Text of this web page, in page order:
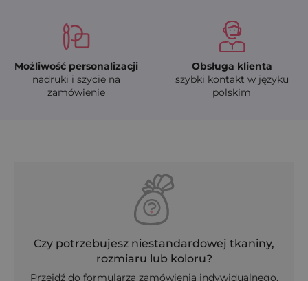
Możliwość personalizacji
nadruki i szycie na
zamówienie
Obsługa klienta
szybki kontakt w języku
polskim
Czy potrzebujesz niestandardowej tkaniny,
rozmiaru lub koloru?
Przejdź do formularza zamówienia indywidualnego.